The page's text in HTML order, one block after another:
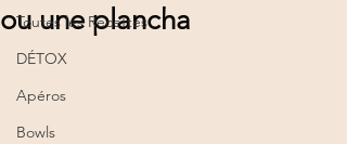
Toutes les Recettes
DÉTOX
Apéros
Bowls
ou une plancha